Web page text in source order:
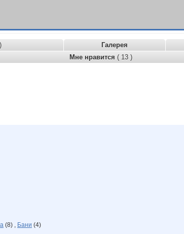
Галерея
Мне нравится ( 13 )
(8) , Бани (4)